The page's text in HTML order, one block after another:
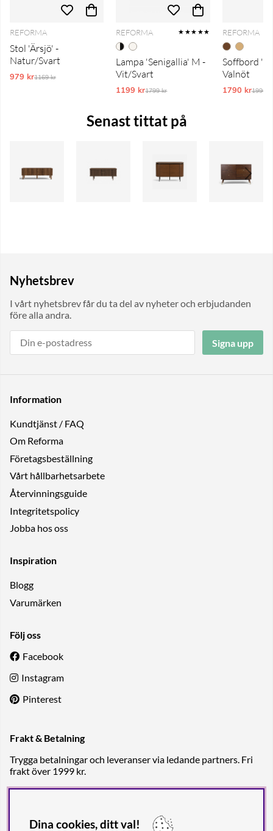
REFORMA
Stol 'Ärsjö' -
Natur/Svart
979 krOrdinarie pris:
1169 kr
REFORMA ★★★★★
Lampa 'Senigallia' M -
Vit/Svart
1199 krOrdinarie pris:
1799 kr
REFORMA
Soffbord
Valnöt
1790 kr1990 kr
Senast tittat på
Nyhetsbrev
I vårt nyhetsbrev får du ta del av nyheter och erbjudanden
före alla andra.
Signa upp
Information
Kundtjänst / FAQ
Om Reforma
Företagsbeställning
Vårt hållbarhetsarbete
Återvinningsguide
Integritetspolicy
Jobba hos oss
Inspiration
Blogg
Varumärken
Följ oss
Facebook
Instagram
Pinterest
Frakt & Betalning
Trygga betalningar och leveranser via ledande partners. Fri
frakt över 1999 kr.
Dina cookies, ditt val!